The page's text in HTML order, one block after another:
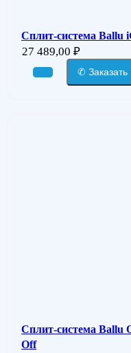
Сплит-система Ballu
27 489,00 ₽
✆ Заказать
Сплит-система Ballu
Off